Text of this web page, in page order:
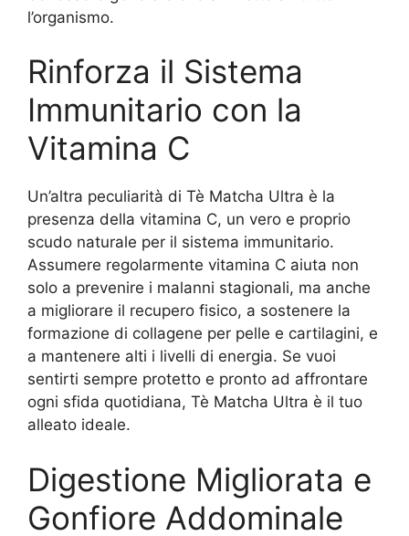
l’organismo.
Rinforza il Sistema
Immunitario con la
Vitamina C
Un’altra peculiarità di Tè Matcha Ultra è la
presenza della vitamina C, un vero e proprio
scudo naturale per il sistema immunitario.
Assumere regolarmente vitamina C aiuta non
solo a prevenire i malanni stagionali, ma anche
a migliorare il recupero fisico, a sostenere la
formazione di collagene per pelle e cartilagini, e
a mantenere alti i livelli di energia. Se vuoi
sentirti sempre protetto e pronto ad affrontare
ogni sfida quotidiana, Tè Matcha Ultra è il tuo
alleato ideale.
Digestione Migliorata e
Gonfiore Addominale